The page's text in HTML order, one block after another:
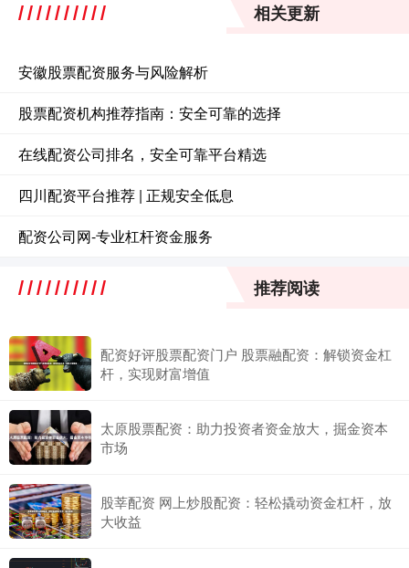
相关更新
安徽股票配资服务与风险解析
股票配资机构推荐指南：安全可靠的选择
在线配资公司排名，安全可靠平台精选
四川配资平台推荐 | 正规安全低息
配资公司网-专业杠杆资金服务
推荐阅读
配资好评股票配资门户 股票融配资：解锁资金杠
杆，实现财富增值
太原股票配资：助力投资者资金放大，掘金资本
市场
股莘配资 网上炒股配资：轻松撬动资金杠杆，放
大收益